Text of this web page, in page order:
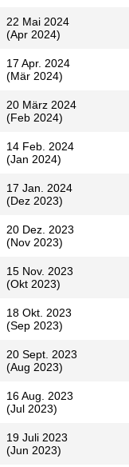
22 Mai 2024
(Apr 2024)
17 Apr. 2024
(Mär 2024)
20 März 2024
(Feb 2024)
14 Feb. 2024
(Jan 2024)
17 Jan. 2024
(Dez 2023)
20 Dez. 2023
(Nov 2023)
15 Nov. 2023
(Okt 2023)
18 Okt. 2023
(Sep 2023)
20 Sept. 2023
(Aug 2023)
16 Aug. 2023
(Jul 2023)
19 Juli 2023
(Jun 2023)